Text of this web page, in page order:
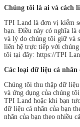
Chúng tôi là ai và cách
TPI Land là đơn vị kiểm
bạn. Điều này có nghĩa là
và lý do chúng tôi giữ và
liên hệ trực tiếp với
tôi tại đây: https://TPI
Các loại dữ liệu cá
Chúng tôi thu thập dữ liệu
và ứng dụng của chúng
TPI Land hoặc khi bạn
dữ liệu cá nhân của bạn
nhân của bạn theo nhiều